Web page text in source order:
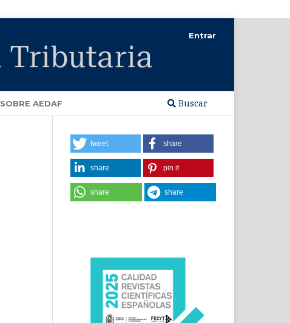
SOBRE AEDAF Buscar
Entrar
tweet share
share pin it
share share